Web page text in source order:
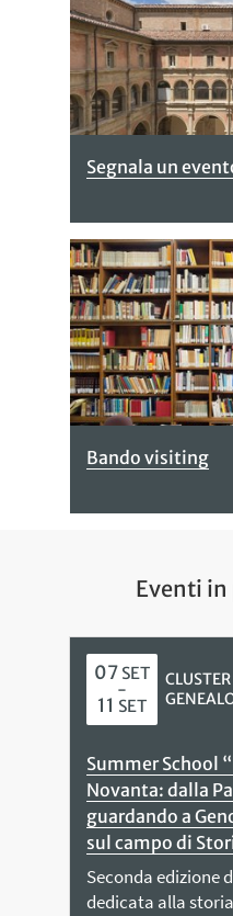
Segnala un
Bando visiting
Eventi
07 SET
-
11 SET
Summer School
Novanta: dalla
guardando a
sul campo di
Seconda edizione
dedicata alla